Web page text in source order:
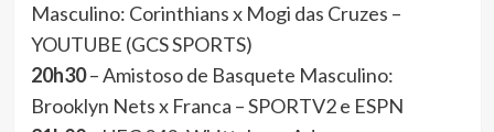
Masculino: Corinthians x Mogi das Cruzes –
YOUTUBE (GCS SPORTS)
20h30– Amistoso de Basquete Masculino:
Brooklyn Nets x Franca – SPORTV2 e ESPN